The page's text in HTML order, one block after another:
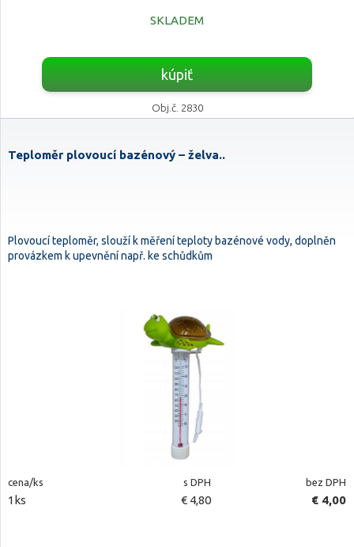
SKLADEM
kúpiť
Obj.č. 2830
Teploměr plovoucí bazénový – želva..
Plovoucí teploměr, slouží k měření teploty bazénové vody, doplněn
provázkem k upevnění např. ke schůdkům
cena/ks s DPH bez DPH
1ks € 4,80 € 4,00